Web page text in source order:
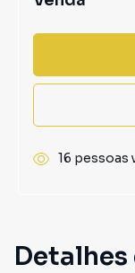
16 pessoas